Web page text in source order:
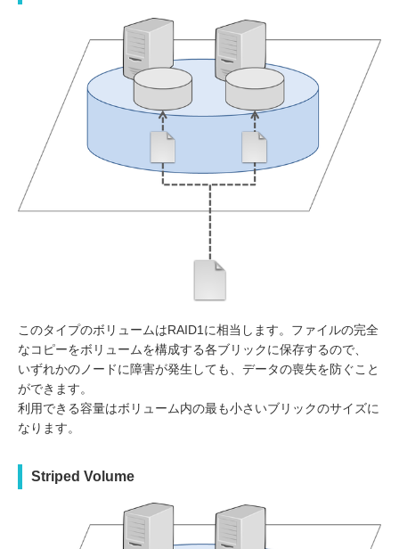
このタイプのボリュームはRAID1に相当します。ファイルの完全
なコピーをボリュームを構成する各ブリックに保存するので、
いずれかのノードに障害が発生しても、データの喪失を防ぐこと
ができます。
利用できる容量はボリューム内の最も小さいブリックのサイズに
なります。
Striped Volume